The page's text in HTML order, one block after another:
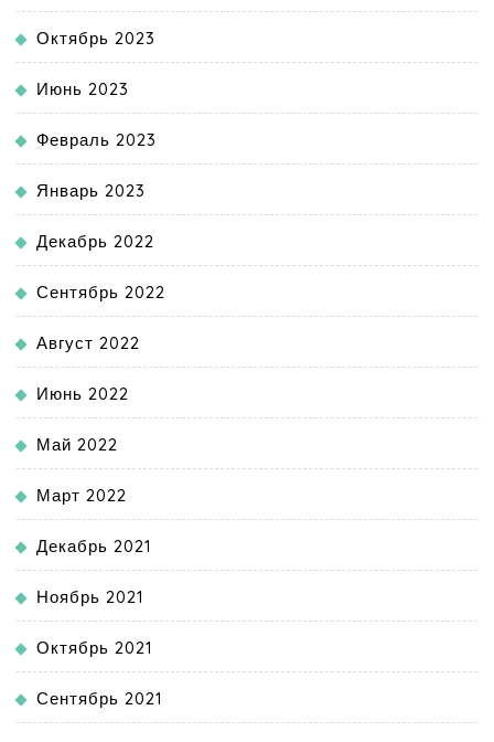
Октябрь 2023
Июнь 2023
Февраль 2023
Январь 2023
Декабрь 2022
Сентябрь 2022
Август 2022
Июнь 2022
Май 2022
Март 2022
Декабрь 2021
Ноябрь 2021
Октябрь 2021
Сентябрь 2021